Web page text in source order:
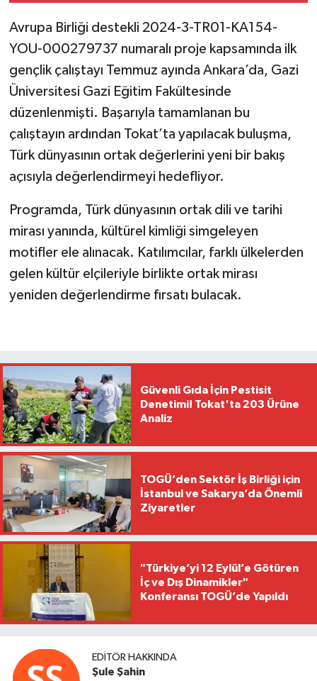
Avrupa Birliği destekli 2024-3-TR01-KA154-
YOU-000279737 numaralı proje kapsamında ilk
gençlik çalıştayı Temmuz ayında Ankara’da, Gazi
Üniversitesi Gazi Eğitim Fakültesinde
düzenlenmişti. Başarıyla tamamlanan bu
çalıştayın ardından Tokat’ta yapılacak buluşma,
Türk dünyasının ortak değerlerini yeni bir bakış
açısıyla değerlendirmeyi hedefliyor.
Programda, Türk dünyasının ortak dili ve tarihi
mirası yanında, kültürel kimliği simgeleyen
motifler ele alınacak. Katılımcılar, farklı ülkelerden
gelen kültür elçileriyle birlikte ortak mirası
yeniden değerlendirme fırsatı bulacak.
Güvenli Gıda İçin Pestisit
Denetimi! Tokat'ta 203 Ürüne
Analiz
TOGÜ’den Sektör İş Birliği için
İstanbul ve Sakarya’da Önemli
Ziyaretler
"Türkiye’yi 12 Eylül’e Götüren
İç ve Dış Dinamikler"
Konferansı TOGÜ’de Yapıldı
EDITÖR HAKKINDA
Şule Şahin